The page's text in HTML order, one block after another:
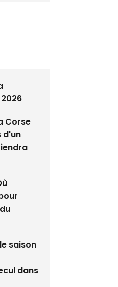
Corse
d'un
saison
dans